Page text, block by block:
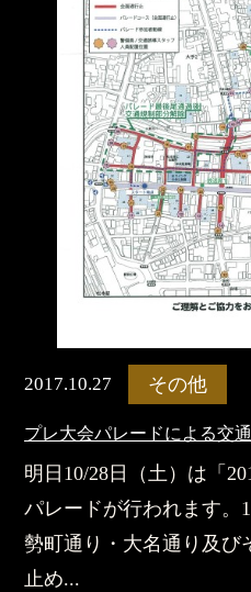
2017.10.27 その他
プレ大会パレードによる交
明日10/28日（土）は「
パレードが行われます。
勢町通り・大名通り及び
止め...